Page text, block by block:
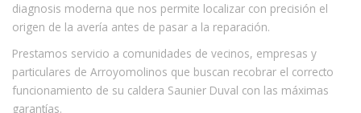
diagnosis moderna que nos permite localizar con precisión el
origen de la avería antes de pasar a la reparación.
Prestamos servicio a comunidades de vecinos, empresas y
particulares de Arroyomolinos que buscan recobrar el correcto
funcionamiento de su caldera Saunier Duval con las máximas
garantías.